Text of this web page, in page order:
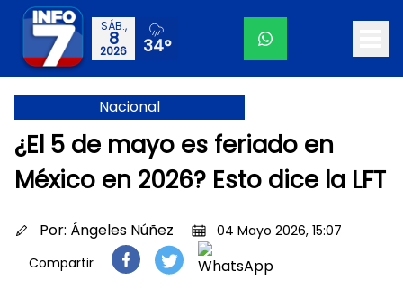
SÁB.,
8
2026 34°
Nacional
¿El 5 de mayo es feriado en
México en 2026? Esto dice la LFT
Por: Ángeles Núñez
04 Mayo 2026, 15:07
Compartir